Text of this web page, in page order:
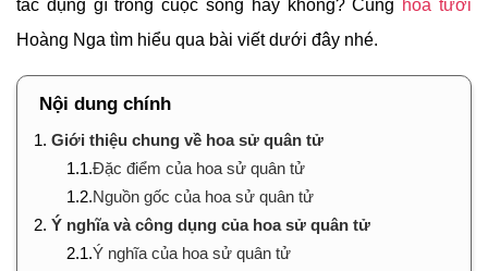
tác dụng gì trong cuộc sống hay không? Cùng hoa tươi
Hoàng Nga tìm hiểu qua bài viết dưới đây nhé.
Nội dung chính
1. Giới thiệu chung về hoa sử quân tử
1.1.Đặc điểm của hoa sử quân tử
1.2.Nguồn gốc của hoa sử quân tử
2. Ý nghĩa và công dụng của hoa sử quân tử
2.1.Ý nghĩa của hoa sử quân tử